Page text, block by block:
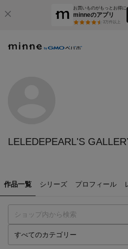
お買いものがもっとお得に
minneのアプリ
3万件以上
LELEDEPEARL'S
作品一覧 シリーズ プロフィール